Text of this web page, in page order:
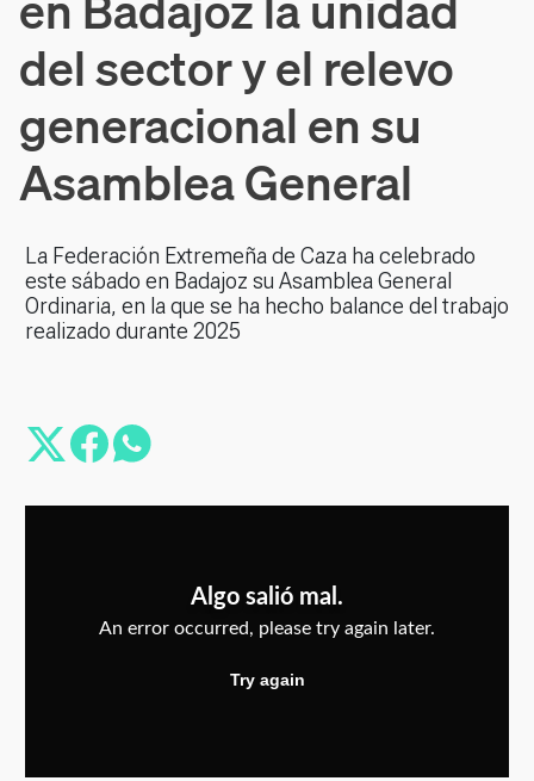
del sector y el relevo
generacional en su
Asamblea General
La Federación Extremeña de Caza ha celebrado
este sábado en Badajoz su Asamblea General
Ordinaria, en la que se ha hecho balance del trabajo
realizado durante 2025